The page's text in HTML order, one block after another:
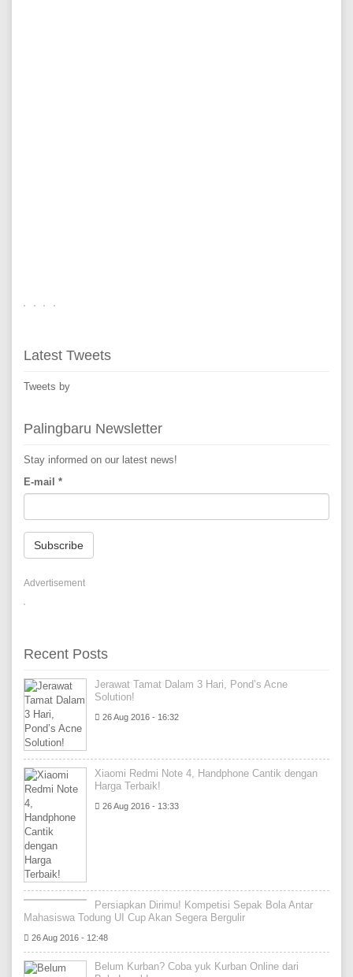
Latest Tweets
Tweets by
Palingbaru Newsletter
Stay informed on our latest news!
E-mail *
Subscribe
Advertisement
Recent Posts
Jerawat Tamat Dalam 3 Hari, Pond’s Acne
Solution!
26 Aug 2016 - 16:32
Xiaomi Redmi Note 4, Handphone Cantik dengan
Harga Terbaik!
26 Aug 2016 - 13:33
Persiapkan Dirimu! Kompetisi Sepak Bola Antar
Mahasiswa Todung UI Cup Akan Segera Bergulir
26 Aug 2016 - 12:48
Belum Kurban? Coba yuk Kurban Online dari